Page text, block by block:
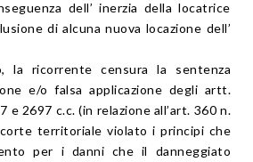
dell’ inerzia della locatrice
di alcuna nuova locazione dell’
la ricorrente censura la sentenza
e/o falsa applicazione degli artt.
e 2697 c.c. (in relazione all’art. 360 n.
territoriale violato i principi che
per i danni che il danneggiato